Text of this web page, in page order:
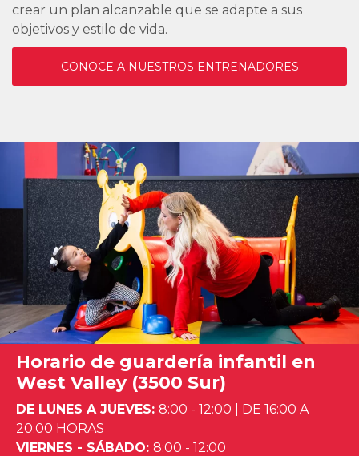
crear un plan alcanzable que se adapte a sus
objetivos y estilo de vida.
CONOCE A NUESTROS ENTRENADORES
Horario de guardería infantil en
West Valley (3500 Sur)
DE LUNES A JUEVES: 8:00 - 12:00
DE 16:00 A
20:00 HORAS
VIERNES - SÁBADO: 8:00 - 12:00